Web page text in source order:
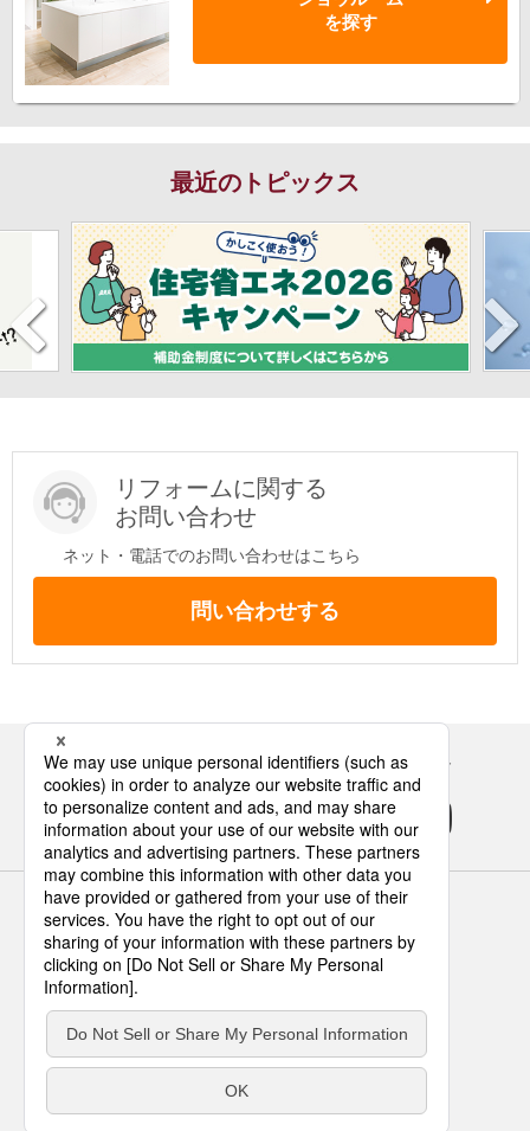
を探す
最近のトピックス
リフォームに関する
お問い合わせ
ネット・電話でのお問い合わせはこちら
問い合わせする
Panasonicの住まい・くらし SNSアカウント
サイトのご利用にあたって
クッキーポリシー
個人情報保護方針
パナソニック ホールディングス
Area/Country
パナソニック ハウジングソリューションズ株式会社
© Panasonic Housing Solutions Co., Ltd.